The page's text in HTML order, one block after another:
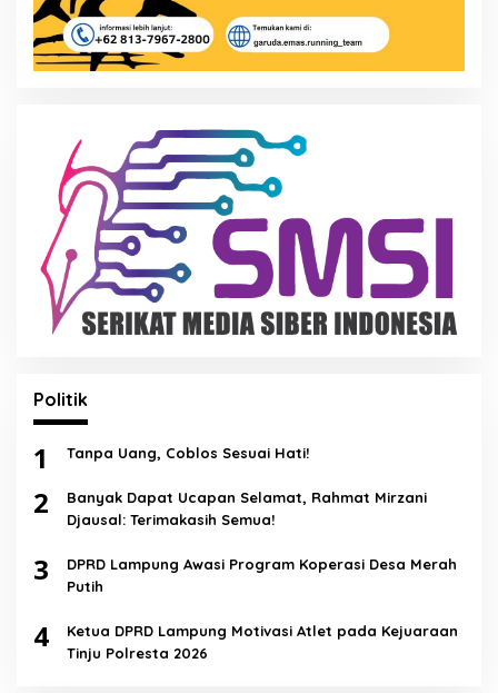
Politik
1 Tanpa Uang, Coblos Sesuai Hati!
2
Banyak Dapat Ucapan Selamat, Rahmat Mirzani
Djausal: Terimakasih Semua!
3
DPRD Lampung Awasi Program Koperasi Desa Merah
Putih
4
Ketua DPRD Lampung Motivasi Atlet pada Kejuaraan
Tinju Polresta 2026